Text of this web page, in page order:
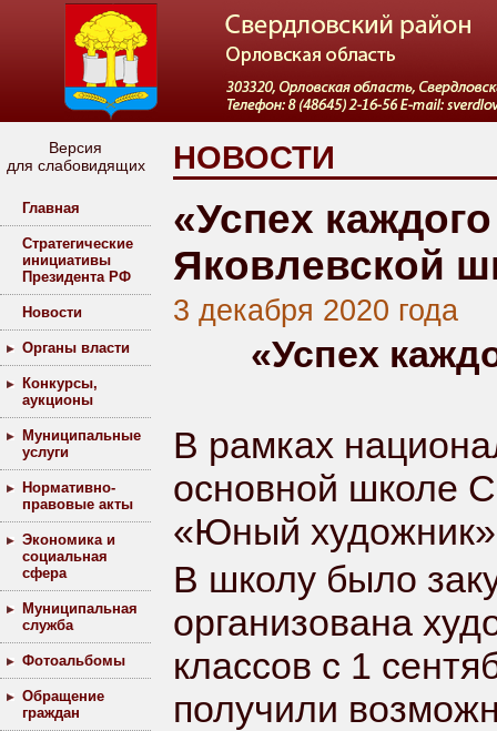
Версия
для слабовидящих
Главная
Стратегические
инициативы
Президента РФ
Новости
Органы власти
Конкурсы,
аукционы
Муниципальные
услуги
Нормативно-
правовые акты
Экономика и
социальная
сфера
Муниципальная
служба
Фотоальбомы
Обращение
граждан
НОВОСТИ
«Успех
Яковлевской
3 декабря 2020 года
«Успех
В рамках
основной школе
«Юный
В школу было
организована
классов с 1
получили